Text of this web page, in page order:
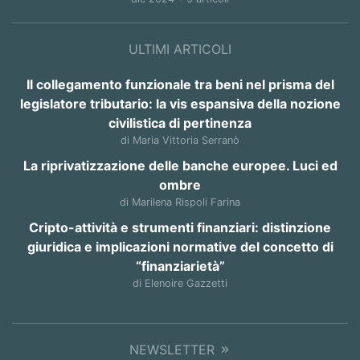
ULTIMI ARTICOLI
Il collegamento funzionale tra beni nel prisma del
legislatore tributario: la vis espansiva della nozione
civilistica di pertinenza
di Maria Vittoria Serranò
La riprivatizzazione delle banche europee. Luci ed
ombre
di Marilena Rispoli Farina
Cripto-attività e strumenti finanziari: distinzione
giuridica e implicazioni normative del concetto di
“finanziarietà”
di Elenoire Gazzetti
NEWSLETTER